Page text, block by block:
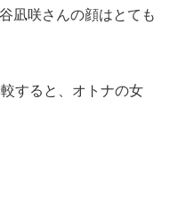
凪咲さんの顔はとても
すると、オトナの女